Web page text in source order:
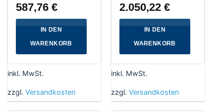
587,76€
IN DEN
WARENKORB
inkl. MwSt.
zzgl. Versandkosten
2.050,22€
IN DEN
WARENKORB
inkl. MwSt.
zzgl. Versandkosten